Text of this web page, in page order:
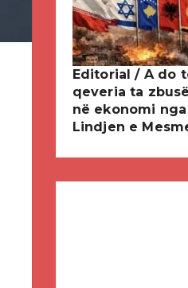
Editorial / A do
qeveria ta
në ekonomi
Lindjen e